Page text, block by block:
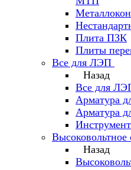
Плита ПЗК
Плиты
Все для ЛЭП
Назад
Все для
Арматура
Арматура
Высоковольтное
Назад